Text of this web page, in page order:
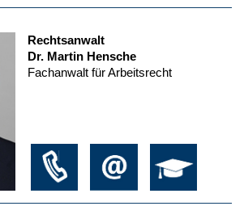
Rechtsanwalt
Dr. Martin Hensche
Fachanwalt für Arbeitsrecht